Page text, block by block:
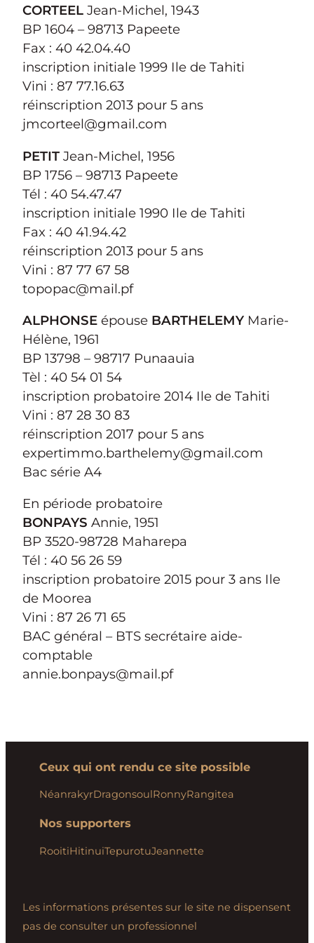
CORTEEL Jean-Michel, 1943
BP 1604 – 98713 Papeete
Fax : 40 42.04.40
inscription initiale 1999 Ile de Tahiti
Vini : 87 77.16.63
réinscription 2013 pour 5 ans
jmcorteel@gmail.com
PETIT Jean-Michel, 1956
BP 1756 – 98713 Papeete
Tél : 40 54.47.47
inscription initiale 1990 Ile de Tahiti
Fax : 40 41.94.42
réinscription 2013 pour 5 ans
Vini : 87 77 67 58
topopac@mail.pf
ALPHONSE épouse BARTHELEMY Marie-
Hélène, 1961
BP 13798 – 98717 Punaauia
Tèl : 40 54 01 54
inscription probatoire 2014 Ile de Tahiti
Vini : 87 28 30 83
réinscription 2017 pour 5 ans
expertimmo.barthelemy@gmail.com
Bac série A4
En période probatoire
BONPAYS Annie, 1951
BP 3520-98728 Maharepa
Tél : 40 56 26 59
inscription probatoire 2015 pour 3 ans Ile
de Moorea
Vini : 87 26 71 65
BAC général – BTS secrétaire aide-
comptable
annie.bonpays@mail.pf
Ceux qui ont rendu ce site possible
NéanrakyrDragonsoul RonnyRangitea
Nos supporters
RooitiHitinuiTepurotuJeannette
Les informations présentes sur le site ne dispensent
pas de consulter un professionnel